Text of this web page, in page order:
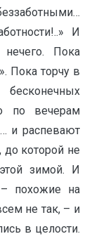
И
Пока
Пока торчу в
по вечерам
и распевают
до которой не
зимой. И
похожие на
не так, – и
в целости.